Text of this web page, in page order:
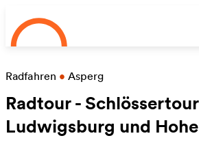
Skip to main content
Radfahren • Asperg
Radtour -
Ludwigsburg und